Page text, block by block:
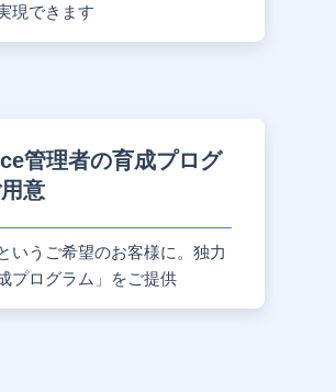
現できます
管理者の育成プログ
意
いうご希望のお客様に。独力
プログラム」をご提供